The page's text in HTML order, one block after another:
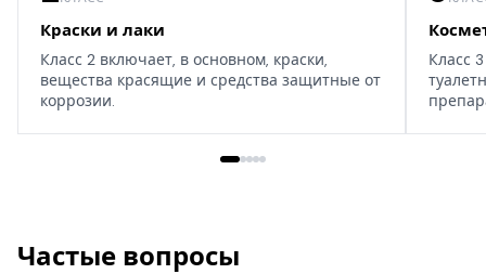
Краски и лаки
Класс 2 включает, в основном, краски,
вещества красящие и средства защитные от
коррозии.
Класс
Частые вопросы